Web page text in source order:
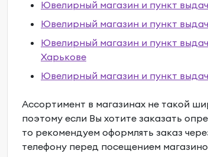
Ювелирный магазин и пункт
Ювелирный магазин и пункт
Ювелирный магазин и пункт
Харькове
Ювелирный магазин и пункт
Ассортимент в магазинах не такой
поэтому если Вы хотите заказать
то рекомендуем оформлять заказ
телефону перед посещением